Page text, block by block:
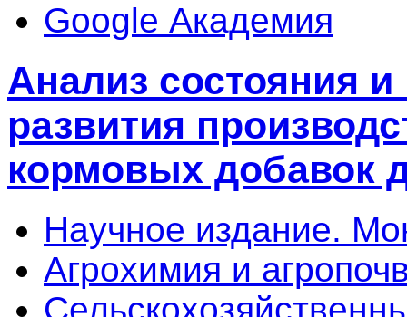
Google Академия
Анализ состояния
развития
кормовых добавок
Научное издание.
Агрохимия и